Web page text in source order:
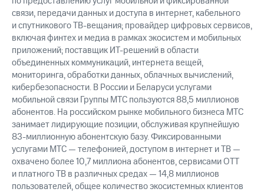
связи, передачи данных и доступа в интернет, кабельного
и спутникового ТВ-вещания; провайдер цифровых сервисов,
включая финтех и медиа в рамках экосистем и мобильных
приложений; поставщик ИТ-решений в области
объединенных коммуникаций, интернета вещей,
мониторинга, обработки данных, облачных вычислений,
кибербезопасности. В России и Беларуси услугами
мобильной связи Группы МТС пользуются 88,5 миллионов
абонентов. На российском рынке мобильного бизнеса МТС
занимает лидирующие позиции, обслуживая крупнейшую
83-миллионную абонентскую базу. Фиксированными
услугами МТС — телефонией, доступом в интернет и ТВ —
охвачено более 10,7 миллиона абонентов, сервисами OTT
и платного ТВ в различных средах — 14,8 миллионов
пользователей, общее количество экосистемных клиентов